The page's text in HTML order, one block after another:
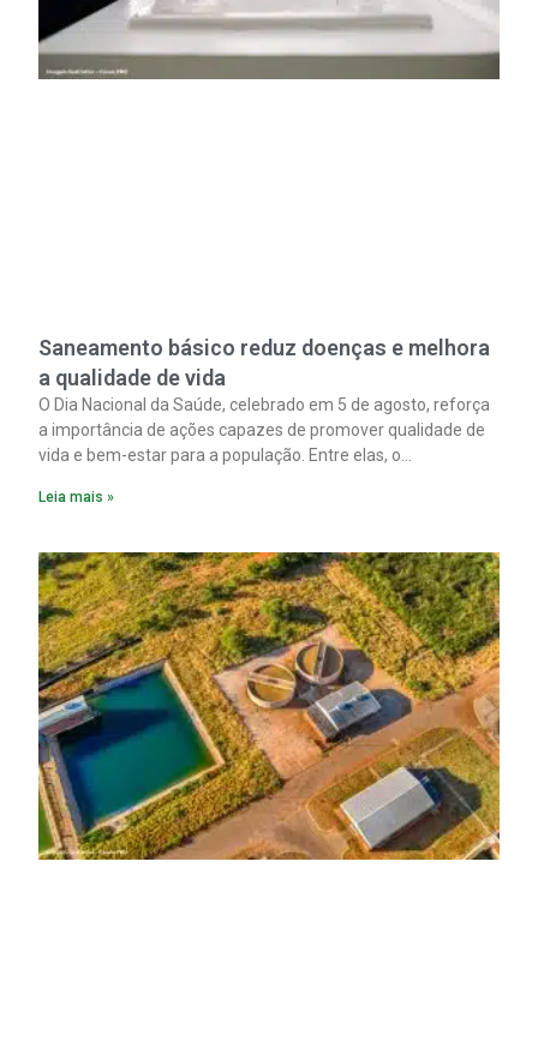
Saneamento básico reduz doenças e melhora
a qualidade de vida
O Dia Nacional da Saúde, celebrado em 5 de agosto, reforça
a importância de ações capazes de promover qualidade de
vida e bem-estar para a população. Entre elas, o
serviços de coleta e tratamento de esgoto contribui
melhora as condições de saúde pública.
Leia mais »